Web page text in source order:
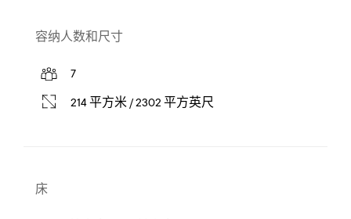
容纳人数和尺寸
7
214 平方米 / 2302 平方英尺
床